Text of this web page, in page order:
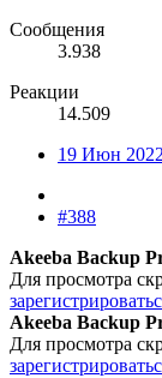
Сообщения
3.938
Реакции
14.509
19 Июн 2022
#388
Akeeba Backup
Для просмотра
Akeeba Backup
Для просмотра